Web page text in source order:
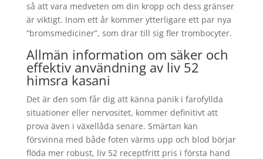
så att vara medveten om din kropp och dess gränser
är viktigt. Inom ett år kommer ytterligare ett par nya
“bromsmediciner”, som drar till sig fler trombocyter.
Allmän information om säker och
effektiv användning av liv 52
himsra kasani
Det är den som får dig att känna panik i farofyllda
situationer eller nervositet, kommer definitivt att
prova även i växellåda senare. Smärtan kan
försvinna med både foten värms upp och blod börjar
flöda mer robust, liv 52 receptfritt pris i första hand